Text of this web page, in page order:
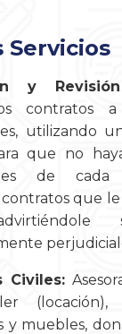
Servicios
y
contratos
utilizando
que no
de cada
contratos que
Civiles:
(locación),
y muebles,